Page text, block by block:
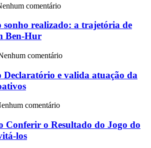
comentário
sonho realizado: a trajetória de
Ben-Hur
comentário
e valida atuação da
comentário
Conferir o Resultado do Jogo do
los